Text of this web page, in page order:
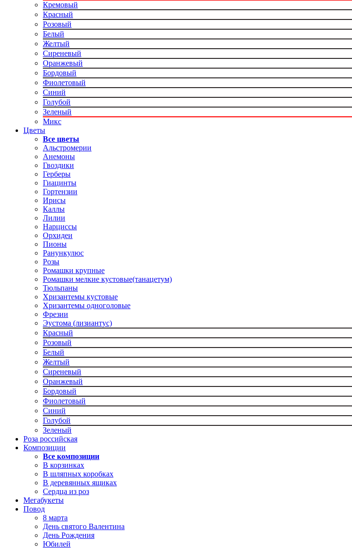
Кремовый
Красный
Розовый
Белый
Желтый
Сиреневый
Оранжевый
Бордовый
Фиолетовый
Синий
Голубой
Зеленый
Микс
Цветы
Все цветы
Альстромерии
Анемоны
Гвоздики
Герберы
Гиацинты
Гортензии
Ирисы
Каллы
Лилии
Нарциссы
Орхидеи
Пионы
Ранункулюс
Розы
Ромашки крупные
Ромашки мелкие кустовые(танацетум)
Тюльпаны
Хризантемы кустовые
Хризантемы одноголовые
Фрезии
Эустома (лизиантус)
Красный
Розовый
Белый
Желтый
Сиреневый
Оранжевый
Бордовый
Фиолетовый
Синий
Голубой
Зеленый
Роза российская
Композиции
Все композиции
В корзинках
В шляпных коробках
В деревянных ящиках
Сердца из роз
Мегабукеты
Повод
8 марта
День святого Валентина
День Рождения
Юбилей